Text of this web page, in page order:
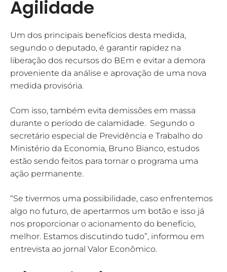
Agilidade
Um dos principais benefícios desta medida,
segundo o deputado, é garantir rapidez na
liberação dos recursos do BEm e evitar a demora
proveniente da análise e aprovação de uma nova
medida provisória.
Com isso, também evita demissões em massa
durante o período de calamidade. Segundo o
secretário especial de Previdência e Trabalho do
Ministério da Economia, Bruno Bianco, estudos
estão sendo feitos para tornar o programa uma
ação permanente.
“Se tivermos uma possibilidade, caso enfrentemos
algo no futuro, de apertarmos um botão e isso já
nos proporcionar o acionamento do benefício,
melhor. Estamos discutindo tudo”, informou em
entrevista ao jornal Valor Econômico.